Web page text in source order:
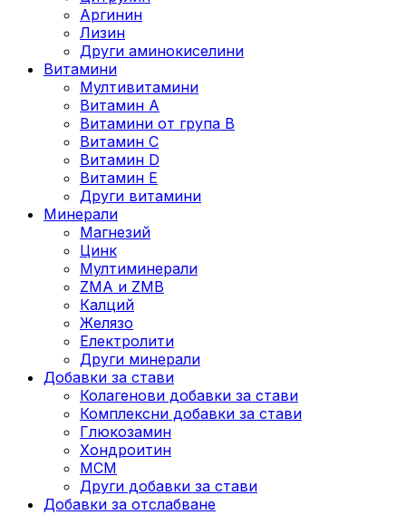
Аргинин
Лизин
Други аминокиселини
Витамини
Мултивитамини
Витамин А
Витамини от група B
Витамин C
Витамин D
Витамин E
Други витамини
Минерали
Магнезий
Цинк
Мултиминерали
ZMA и ZMB
Калций
Желязо
Електролити
Други минерали
Добавки за стави
Колагенови добавки за стави
Комплексни добавки за стави
Глюкозамин
Хондроитин
МСМ
Други добавки за стави
Добавки за отслабване